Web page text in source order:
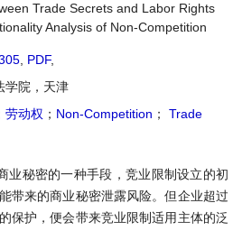
Trade Secrets and Labor Rights
Analysis of Non-Competition
PDF,
学院，天津
劳动权 ； Non-Competition ；
Trade
业秘密的一种手段，竞业限制设立的初
带来的商业秘密泄露风险。但企业超过
保护，便会带来竞业限制适用主体的泛